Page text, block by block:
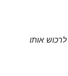
אותו